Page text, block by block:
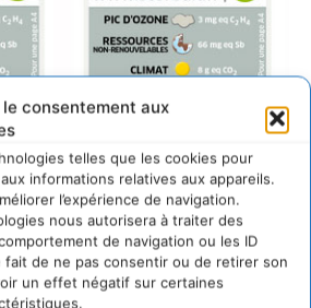
le consentement aux
telles que les cookies pour
informations relatives aux appareils.
l’expérience de navigation.
nous autorisera à traiter des
de navigation ou les ID
fait de ne pas consentir ou de retirer son
un effet négatif sur certaines